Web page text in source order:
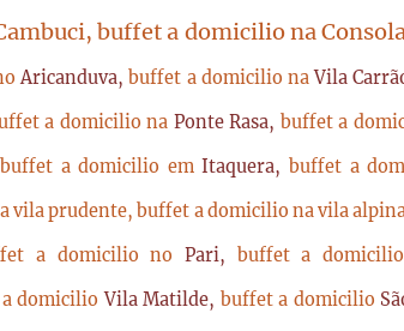
buffet a domicilio na
Aricanduva,buffet a domicilio naVila
a domicilio na Ponte Rasa, buffet a
buffet a domicilio emItaquera,buffet a
vila prudente,buffet a domicilio na vila
a domicilio noPari, buffet a
domicilioVila Matilde, buffet a domicilio